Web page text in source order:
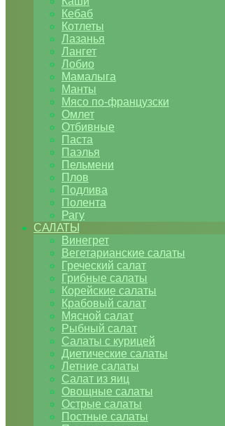
Кебаб
Котлеты
Лазанья
Лангет
Лобио
Мамалыга
Манты
Мясо по-французски
Омлет
Отбивные
Паста
Паэлья
Пельмени
Плов
Подлива
Полента
Рагу
САЛАТЫ
Винегрет
Вегетарианские салаты
Греческий салат
Грибные салаты
Корейские салаты
Крабовый салат
Мясной салат
Рыбный салат
Салаты с курицей
Диетические салаты
Летние салаты
Салат из яиц
Овощные салаты
Острые салаты
Постные салаты